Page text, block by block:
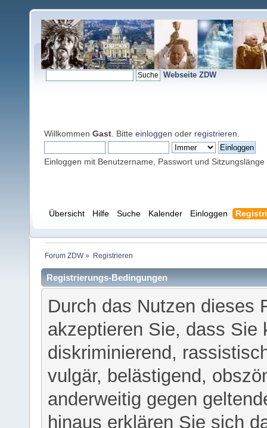
Webseite ZDW
Willkommen Gast . Bitte einloggen oder registrieren
Einloggen mit Benutzername, Passwort und Sitzungslänge
Übersicht Hilfe Suche Kalender Einloggen
Forum ZDW» Registrieren
Registrierungs-Bedingungen
Durch das Nutzen dieses
akzeptieren Sie, dass Sie
diskriminierend,
vulgär, belästigend,
anderweitig gegen
hinaus erklären Sie sich